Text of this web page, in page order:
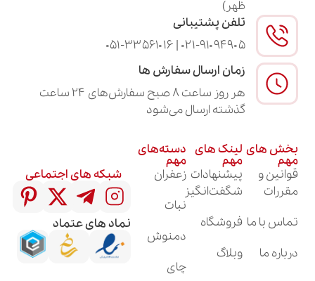
تلفن پشتیبانی
۰۲۱-۹۱۰۹۴۹۰۵ | ۰۵۱-۳۳۵۶۱۰۱۶
زمان ارسال سفارش ها
هر روز ساعت ۸ صبح سفارش‌های ۲۴ ساعت
گذشته ارسال می‌شود
لینک های
مهم
پیشنهادات
شگفت‌انگیز
فروشگاه
وبلاگ
دسته‌های
مهم
زعفران
شبکه های اجتماعی
نماد های عتماد